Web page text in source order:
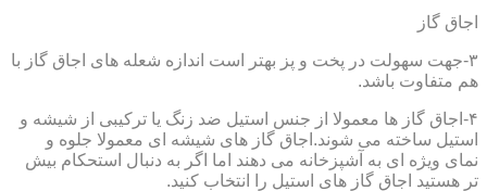
اجاق گاز
۳-جهت سهولت در پخت و پز بهتر است اندازه شعله های اجاق گاز با
هم متفاوت باشد.
۴-اجاق گاز ها معمولا از جنس استیل ضد زنگ یا ترکیبی از شیشه و
استیل ساخته می شوند.اجاق گاز های شیشه ای معمولا جلوه و
نمای ویژه ای به آشپزخانه می دهند اما اگر به دنبال استحکام بیش
تر هستید اجاق گاز های استیل را انتخاب کنید.